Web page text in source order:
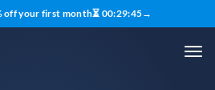
off your first month⏳ 00:29:43→